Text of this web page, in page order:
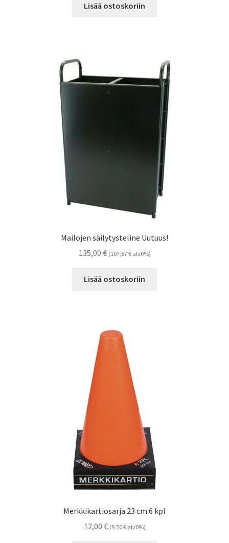
Lisää ostoskoriin
Mailojen säilytysteline Uutuus!
135,00 € (107,57€alv0%)
Lisää ostoskoriin
Merkkikartiosarja 23 cm 6 kpl
12,00 € (9,56€alv0%)